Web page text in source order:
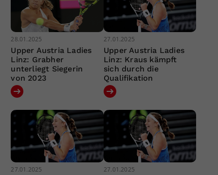
28.01.2025
Upper Austria Ladies
Linz: Grabher
unterliegt Siegerin
von 2023
27.01.2025
Upper Austria Ladies
Linz: Kraus kämpft
sich durch die
Qualifikation
27.01.2025 27.01.2025